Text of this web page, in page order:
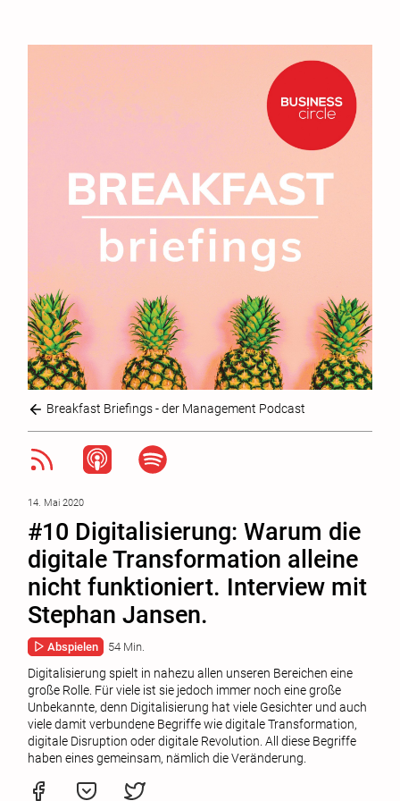
Breakfast Briefings - der Management Podcast
14. Mai 2020
#10 Digitalisierung: Warum die
digitale Transformation alleine
nicht funktioniert. Interview mit
Stephan Jansen.
Abspielen 54 Min.
Digitalisierung spielt in nahezu allen unseren Bereichen eine
große Rolle. Für viele ist sie jedoch immer noch eine große
Unbekannte, denn Digitalisierung hat viele Gesichter und auch
viele damit verbundene Begriffe wie digitale Transformation,
digitale Disruption oder digitale Revolution. All diese Begriffe
haben eines gemeinsam, nämlich die Veränderung.